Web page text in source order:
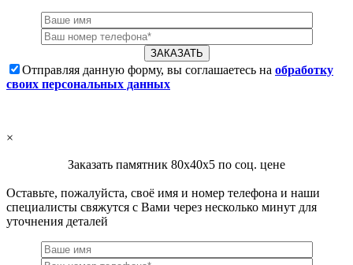
Отправляя данную форму, вы соглашаетесь на обработку
своих персональных данных
×
Заказать памятник 80х40х5 по соц. цене
Оставьте, пожалуйста, своё имя и номер телефона и наши
специалисты свяжутся с Вами через несколько минут для
уточнения деталей